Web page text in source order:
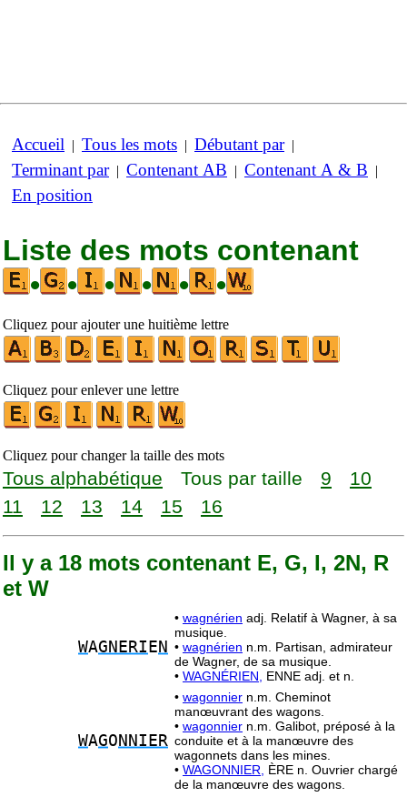
Accueil | Tous les mots | Débutant par|
Terminant par| Contenant AB | Contenant A & B |
En position
Liste des mots contenant
•
• • • • •
Cliquez pour ajouter une huitième lettre
Cliquez pour enlever une lettre
Cliquez pour changer la taille des mots
Tous alphabétique Tous par taille 9
10
11
12 13 14 15 16
Il y a 18 mots contenant E, G, I, 2N, R
et W
WAGNERI E N
• wagnérien adj. Relatif à Wagner, à sa
musique.
• wagnérien n.m. Partisan, admirateur
de Wagner, de sa musique.
• WAGNÉRIEN, ENNE adj. et n.
WAGO NNIER
• wagonnier n.m. Cheminot
manœuvrant des wagons.
• wagonnier n.m. Galibot, préposé à la
conduite et à la manœuvre des
wagonnets dans les mines.
• WAGONNIER,
ÈRE n. Ouvrier chargé
de la manœuvre des wagons.